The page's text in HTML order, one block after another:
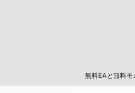
無料EAと無料モ